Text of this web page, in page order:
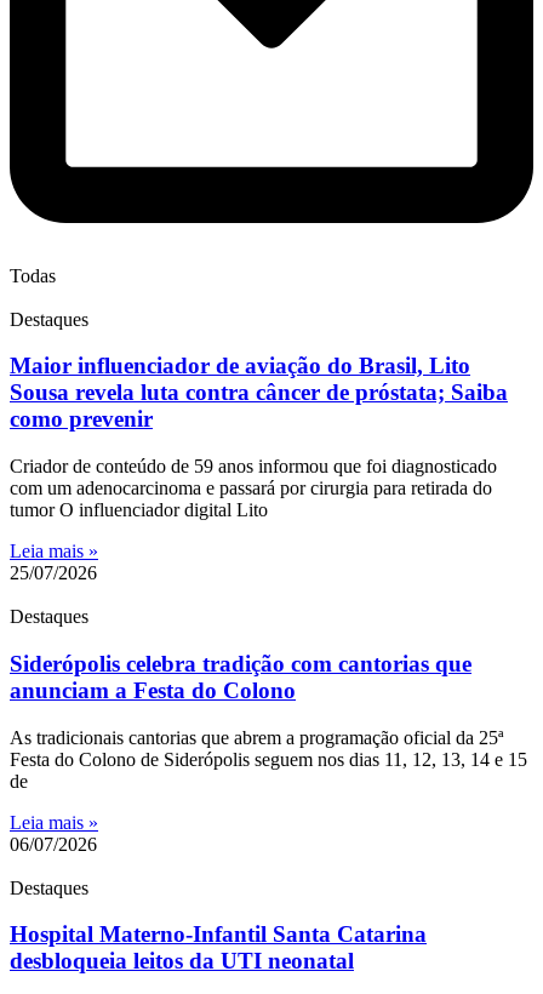
Todas
Destaques
Maior influenciador de aviação do Brasil, Lito
Sousa revela luta contra câncer de próstata; Saiba
como prevenir
Criador de conteúdo de 59 anos informou que foi diagnosticado
com um adenocarcinoma e passará por cirurgia para retirada do
tumor O influenciador digital Lito
Leia mais »
25/07/2026
Destaques
Siderópolis celebra tradição com cantorias que
anunciam a Festa do Colono
As tradicionais cantorias que abrem a programação oficial da 25ª
Festa do Colono de Siderópolis seguem nos dias 11, 12, 13, 14 e 15
de
Leia mais »
06/07/2026
Destaques
Hospital Materno-Infantil Santa Catarina
desbloqueia leitos da UTI neonatal